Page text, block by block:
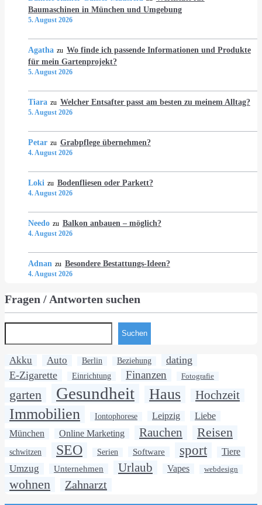
Baumaschinen in München und Umgebung
5. August 2026
Agatha zu Wo finde ich passende Informationen und Produkte
für mein Gartenprojekt?
5. August 2026
Tiara zu Welcher Entsafter passt am besten zu meinem Alltag?
5. August 2026
Petar zu Grabpflege übernehmen?
4. August 2026
Loki zu Bodenfliesen oder Parkett?
4. August 2026
Needo zu Balkon anbauen – möglich?
4. August 2026
Adnan zu Besondere Bestattungs-Ideen?
4. August 2026
Fragen / Antworten suchen
Suchen
Akku Auto Berlin Beziehung
dating
E-Zigarette
Einrichtung Finanzen Fotografie
garten Gesundheit Haus Hochzeit
Immobilien Iontophorese Leipzig Liebe
München Online Marketing Rauchen Reisen
schwitzen SEO Serien Software sport Tiere
Umzug Unternehmen Urlaub Vapes webdesign
wohnen Zahnarzt